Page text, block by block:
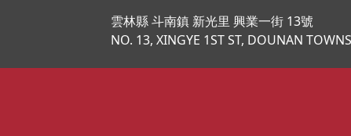
雲林縣 斗南鎮 新光里 興業一街 13號
NO. 13, XINGYE 1ST ST, DOUNAN